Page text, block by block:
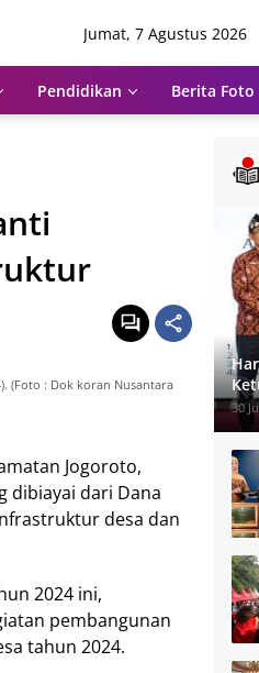
Jumat, 7 Agustus 2026
Pendidikan Berita Foto
(Foto : Dok koran Nusantara
Jogoroto,
dibiayai dari Dana
desa dan
2024 ini,
pembangunan
tahun 2024.
30